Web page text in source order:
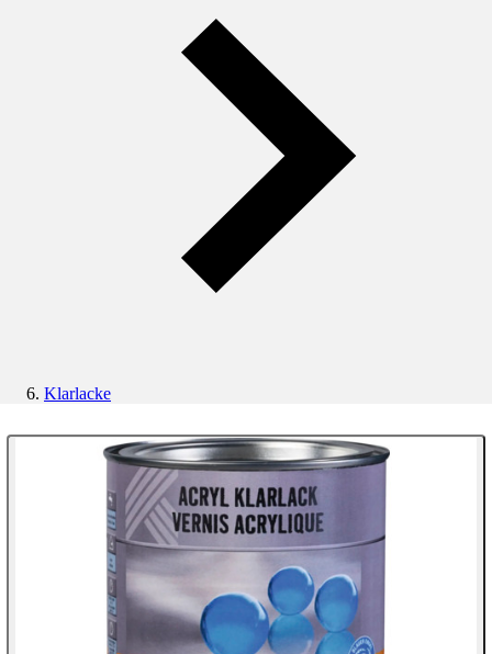
Klarlacke